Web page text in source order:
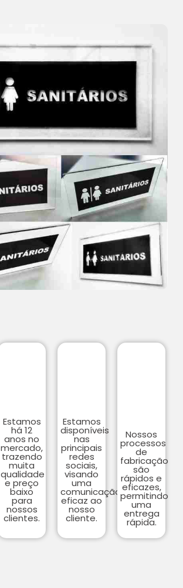
Estamos
há 12
anos no
mercado,
trazendo
muita
qualidade
e preço
baixo
para
nossos
clientes.
Estamos
disponíveis
nas
principais
redes
sociais,
visando
uma
comunicação
eficaz ao
nosso
cliente.
Nossos
processos
de
fabricação
são
rápidos e
eficazes,
permitindo
uma
entrega
rápida.